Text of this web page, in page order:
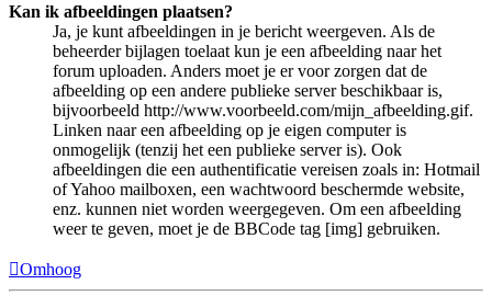
Kan ik afbeeldingen plaatsen?
Ja, je kunt afbeeldingen in je bericht weergeven. Als de
beheerder bijlagen toelaat kun je een afbeelding naar het
forum uploaden. Anders moet je er voor zorgen dat de
afbeelding op een andere publieke server beschikbaar is,
bijvoorbeeld http://www.voorbeeld.com/mijn_afbeelding.gif.
Linken naar een afbeelding op je eigen computer is
onmogelijk (tenzij het een publieke server is). Ook
afbeeldingen die een authentificatie vereisen zoals in: Hotmail
of Yahoo mailboxen, een wachtwoord beschermde website,
enz. kunnen niet worden weergegeven. Om een afbeelding
weer te geven, moet je de BBCode tag [img] gebruiken.
Omhoog